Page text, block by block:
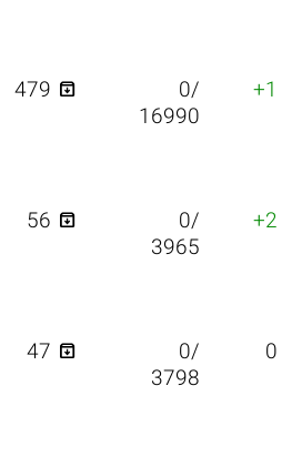
479 
0/
16990
+1
56 
0/
3965
+2
47 
0/
3798
0